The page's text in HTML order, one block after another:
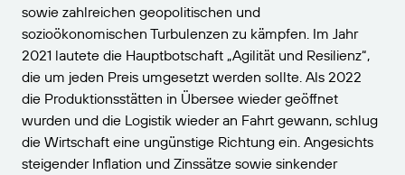
Weitere Informationen
sowie zahlreichen geopolitischen und
sozioökonomischen Turbulenzen zu kämpfen. Im Jahr
2021 lautete die Hauptbotschaft „Agilität und Resilienz“,
die um jeden Preis umgesetzt werden sollte. Als 2022
die Produktionsstätten in Übersee wieder geöffnet
wurden und die Logistik wieder an Fahrt gewann, schlug
die Wirtschaft eine ungünstige Richtung ein. Angesichts
steigender Inflation und Zinssätze sowie sinkender